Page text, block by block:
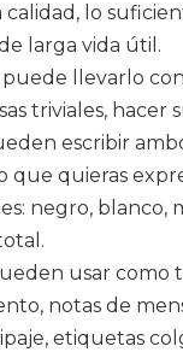
lo
larga vida útil.
llevarlo
triviales, hacer
escribir
quieras
negro, blanco,
usar como
notas de
etiquetas